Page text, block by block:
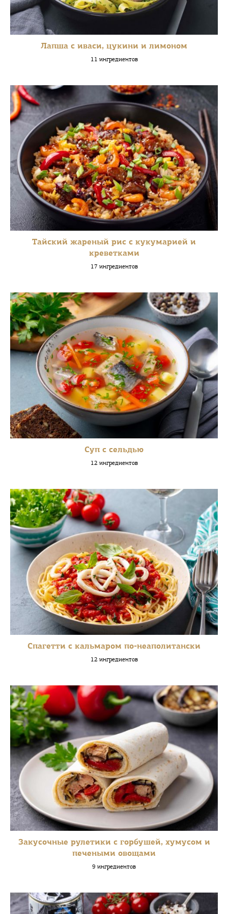
Лапша с иваси, цукини и лимоном
11 ингредиентов
Тайский жареный рис с кукумарией и
креветками
17 ингредиентов
Суп с сельдью
12 ингредиентов
Спагетти с кальмаром по-неаполитански
12 ингредиентов
Закусочные рулетики с горбушей, хумусом и
печеными овощами
9 ингредиентов